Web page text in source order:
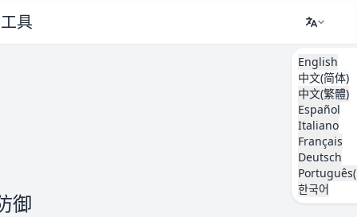
工具
English
中文(简体)
中文(繁體)
Español
Italiano
Français
Deutsch
한국어
御